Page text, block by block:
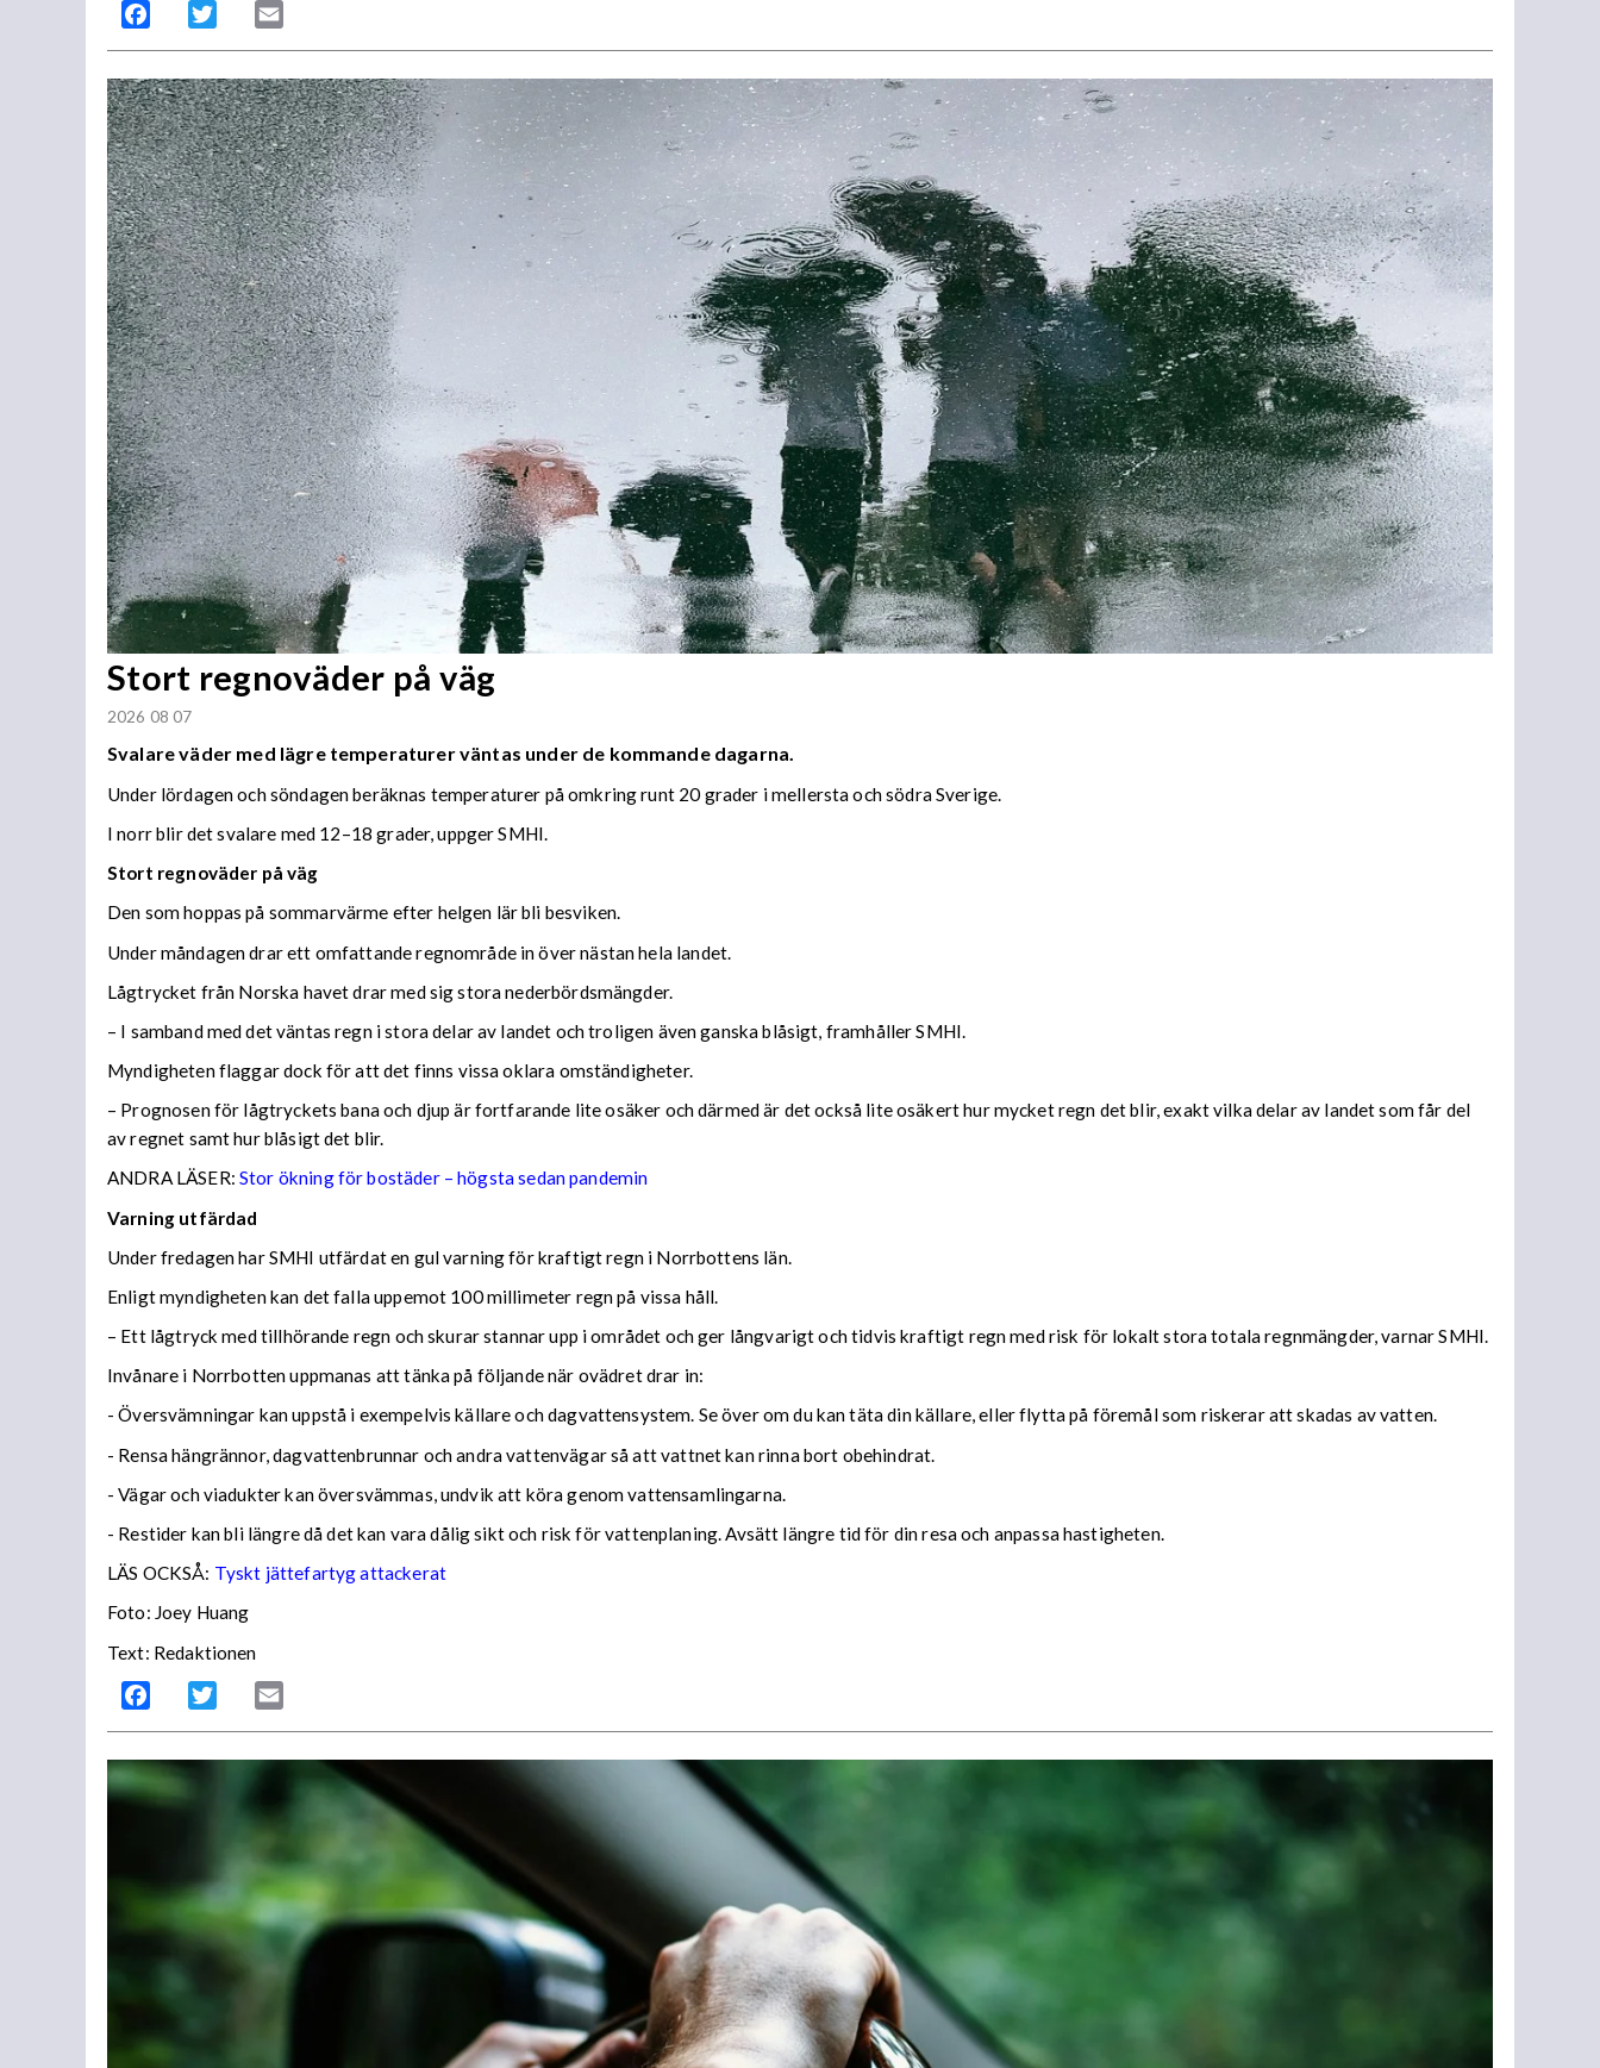
Facebook Twitter
Stort regnoväder på väg
2026 08 07
Svalare väder med lägre temperaturer väntas under de kommande dagarna.
Under lördagen och söndagen beräknas temperaturer på omkring runt 20 grader i mellersta och södra Sverige.
I norr blir det svalare med 12–18 grader, uppger SMHI.
Stort regnoväder på väg
Den som hoppas på sommarvärme efter helgen lär bli besviken.
Under måndagen drar ett omfattande regnområde in över nästan hela landet.
Lågtrycket från Norska havet drar med sig stora nederbördsmängder.
– I samband med det väntas regn i stora delar av landet och troligen även ganska blåsigt, framhåller SMHI.
Myndigheten flaggar dock för att det finns vissa oklara omständigheter.
– Prognosen för lågtryckets bana och djup är fortfarande lite osäker och därmed är det också lite osäkert hur mycket regn det blir, exakt vilka delar av landet som får del
av regnet samt hur blåsigt det blir.
ANDRA LÄSER: Stor ökning för bostäder – högsta sedan pandemin
Varning utfärdad
Under fredagen har SMHI utfärdat en gul varning för kraftigt regn i Norrbottens län.
Enligt myndigheten kan det falla uppemot 100 millimeter regn på vissa håll.
– Ett lågtryck med tillhörande regn och skurar stannar upp i området och ger långvarigt och tidvis kraftigt regn med risk för lokalt stora totala regnmängder, varnar SMHI.
Invånare i Norrbotten uppmanas att tänka på följande när ovädret drar in:
- Översvämningar kan uppstå i exempelvis källare och dagvattensystem. Se över om du kan täta din källare, eller flytta på föremål som riskerar att skadas av vatten.
- Rensa hängrännor, dagvattenbrunnar och andra vattenvägar så att vattnet kan rinna bort obehindrat.
- Vägar och viadukter kan översvämmas, undvik att köra genom vattensamlingarna.
- Restider kan bli längre då det kan vara dålig sikt och risk för vattenplaning. Avsätt längre tid för din resa och anpassa hastigheten.
LÄS OCKSÅ: Tyskt jättefartyg attackerat
Foto: Joey Huang
Text: Redaktionen
Facebook Twitter